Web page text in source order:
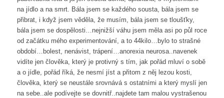
na jídlo a na smrt. Bála jsem se každého sousta, bála jsem se
přibrat, i když jsem věděla, že musím, bála jsem se tloušťky,
bála jsem se dospělosti…nejnižší váhu jsem měla asi po půl roce
od začátku mého experimentování, a to 44kilo…bylo to strašné
období…bolest, nenávist, trápení…anorexia neurosa..navenek
vidíte jen člověka, který je protivný s tím, jak pořád mluví o sobě
a o jídle, pořád říká, že nesmí jíst a přitom z něj lezou kosti,
člověka, který se neustále srovnává s ostatními a který myslí jen
na sebe..ale podívejte se dovnitř..najdete tam malou vystrašenou